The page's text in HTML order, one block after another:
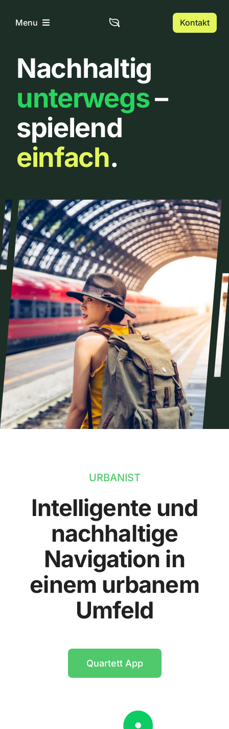
InhaltMenu
Home
Über uns
Urbanlist
Kontakt
Nachhaltig
unterwegs–
spielend
einfach.
URBANIST
Intelligente und
nachhaltige
Navigation in
einem urbanem
Umfeld
Quartett App